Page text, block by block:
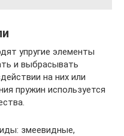
упругие элементы
и выбрасывать
на них или
пружин используется
змеевидные,